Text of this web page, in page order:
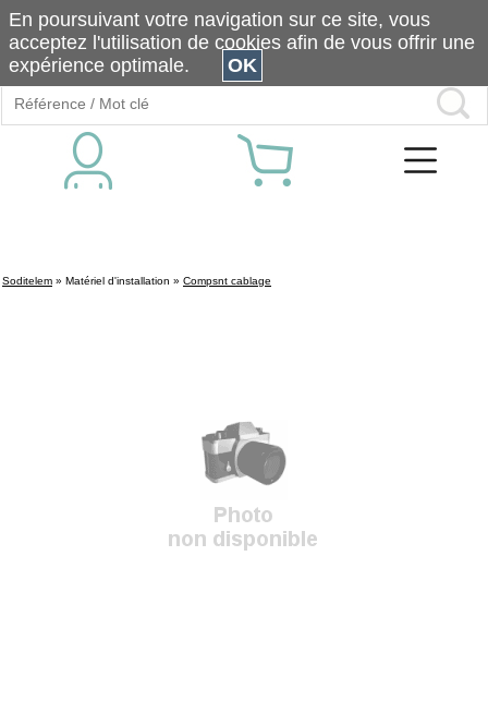
Soditelem » Matériel d'installation » Compsnt cablage
En poursuivant votre navigation sur ce site, vous
acceptez l'utilisation de cookies afin de vous offrir une
expérience optimale.
OK